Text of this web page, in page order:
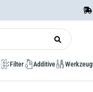
Filter Additive Werkzeug